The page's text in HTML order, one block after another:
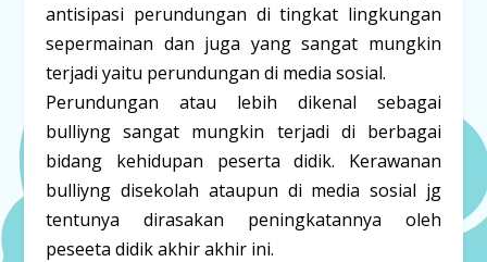
antisipasi perundungan di tingkat lingkungan
sepermainan dan juga yang sangat mungkin
terjadi yaitu perundungan di media sosial.
Perundungan atau lebih dikenal sebagai
bulliyng sangat mungkin terjadi di berbagai
bidang kehidupan peserta didik. Kerawanan
bulliyng disekolah ataupun di media sosial jg
tentunya dirasakan peningkatannya oleh
peseeta didik akhir akhir ini.